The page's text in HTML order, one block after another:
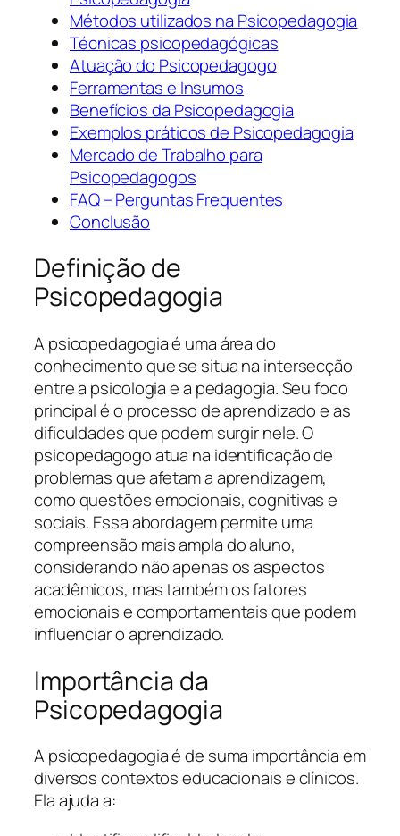
Métodos utilizados na Psicopedagogia
Técnicas psicopedagógicas
Atuação do Psicopedagogo
Ferramentas e Insumos
Benefícios da Psicopedagogia
Exemplos práticos de Psicopedagogia
Mercado de Trabalho para
Psicopedagogos
FAQ – Perguntas Frequentes
Conclusão
Definição de
Psicopedagogia
A psicopedagogia é uma área do
conhecimento que se situa na intersecção
entre a psicologia e a pedagogia. Seu foco
principal é o processo de aprendizado e as
dificuldades que podem surgir nele. O
psicopedagogo atua na identificação de
problemas que afetam a aprendizagem,
como questões emocionais, cognitivas e
sociais. Essa abordagem permite uma
compreensão mais ampla do aluno,
considerando não apenas os aspectos
acadêmicos, mas também os fatores
emocionais e comportamentais que podem
influenciar o aprendizado.
Importância da
Psicopedagogia
A psicopedagogia é de suma importância em
diversos contextos educacionais e clínicos.
Ela ajuda a: